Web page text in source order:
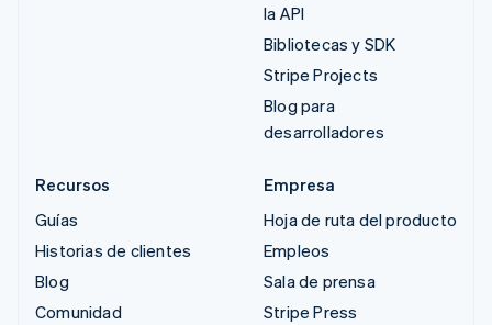
la API
Bibliotecas y SDK
Stripe Projects
Blog para
desarrolladores
Recursos
Guías
Historias de clientes
Blog
Comunidad
Empresa
Hoja de ruta del producto
Empleos
Sala de prensa
Stripe Press